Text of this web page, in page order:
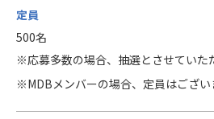
定員
500名
※応募多数の場合、抽選とさせていた
※MDBメンバーの場合、定員はござい